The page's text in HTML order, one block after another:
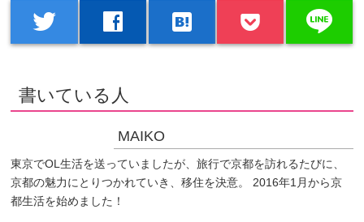
twitter facebook hatenabookmark line
書いている人
MAIKO
東京でOL生活を送っていましたが、旅行で京都を訪れるたびに、
京都の魅力にとりつかれていき、移住を決意。 2016年1月から京
都生活を始めました！